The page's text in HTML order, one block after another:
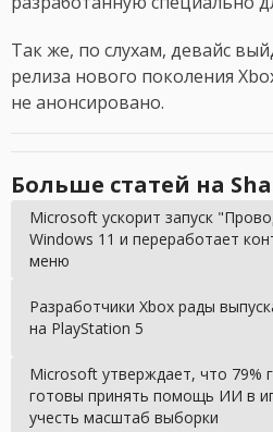
Так же, по слухам, девайс
релиза нового поколения
не анонсировано.
Больше статей на
Microsoft ускорит запуск
Windows 11 и переработает
меню
Разработчики Xbox рады
на PlayStation 5
Microsoft утверждает, что 79%
готовы принять помощь ИИ в
учесть масштаб выборки